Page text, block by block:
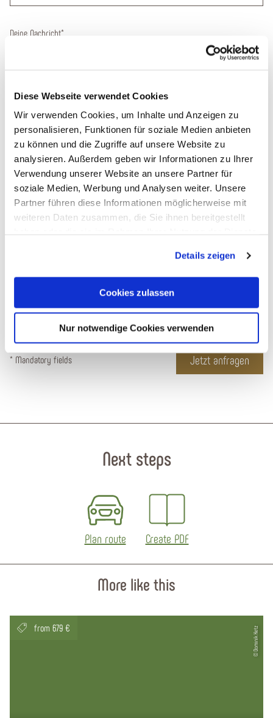
Diese Webseite verwendet Cookies
Wir verwenden Cookies, um Inhalte und Anzeigen zu
personalisieren, Funktionen für soziale Medien anbieten
zu können und die Zugriffe auf unsere Website zu
analysieren. Außerdem geben wir Informationen zu Ihrer
Verwendung unserer Website an unsere Partner für
soziale Medien, Werbung und Analysen weiter. Unsere
Partner führen diese Informationen möglicherweise mit
weiteren Daten zusammen, die Sie ihnen bereitgestellt
Cookies, wenn Sie unsere Webseite weiterhin nutzen.
Details zeigen
Cookies zulassen
Nur notwendige Cookies verwenden
Deine Nachricht*
Bitte bestätigen Sie, dass Sie die folgenden Informationen zur Kenntnis
genommen haben. (Zum Betrachten der PDF-Dokumente benötigen Sie den
Acrobat Reader, den Sie hier kostenlos herunterladen
Ja, ich habe dasFormblatt
zur Unterrichtung des Reisenden bei
einer Pauschalreise zur Kenntnis genommen. Ebenfalls habe ich
Ja, ich bin mit denDatenschutzbestimmungeneinverstanden*
* Mandatory fields
Next steps
Plan route Create PDF
More like this
© Dominik Ketz
from 679 €